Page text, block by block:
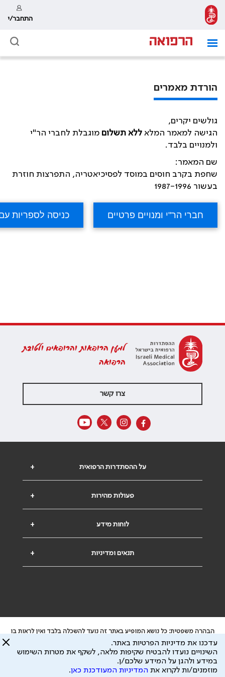
התחבר/י
הורדת מאמרים
גולשים יקרים,
הגישה למאמר המלא ללא תשלום מוגבלת לחברי הר"י
ולמנויים בלבד.
שם המאמר:
שחפת בקרב חוסים במוסד לפסיכיאטריה, התפרצות חוזרת
בעשור 1987-1996
למען הרופאות והרופאים ולטובת
הרפואה
צרו קשר
+ על ההסתדרות הרפואית
+ פעולות מהירות
+ לוחות מידע
+ תנאים ומדיניות
הבהרה משפטית: כל נושא המופיע באתר זה נועד להשכלה בלבד ואין לראות בו
ייעוץ רפואי או משפטי. אין הר"י אחראית לתוכן המתפרסם באתר זה ולכל נזק
שעלול להיגרם.
ידוע לי שהר"י אוספת ושומרת מידע אישי לצורך מתן השרות וכי חלק ממנו עשוי
להיות מועבר לצדדים שלישיים, הכל בכפוף למדיניות הפרטיות
עדכנו את מדיניות הפרטיות באתר.
השינויים נועדו להבטיח שקיפות מלאה, לשקף את מטרות השימוש
במידע ולהגן על המידע שלכם/ן.
מוזמנים/ות לקרוא את המדיניות המעודכנת כאן.